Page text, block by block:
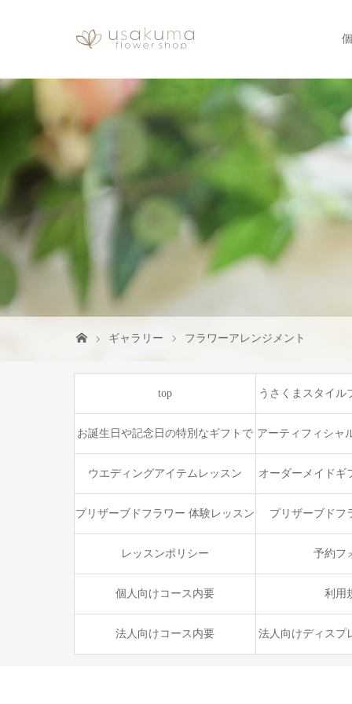
ギャラリー フラワーアレンジメント
top うさくまスタイル
ワー
お誕生日や記念日の特別なギフトで
オーダー
アーティフィシャ
まフラワースタイ
ッ
ウエディングアイテムレッスン オーダーメイドギ
ラ
プリザーブドフラワー 体験レッスン プリザーブドフ
レッスンポリシー 予約フ
個人向けコース内要 利用
法人向けコース内要 法人向けディスプ